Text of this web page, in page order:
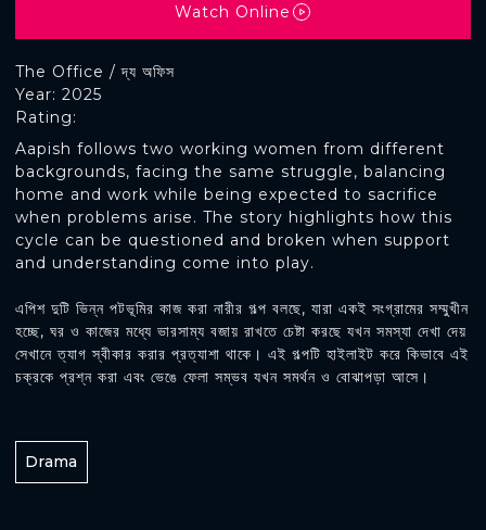
The Office / দ্য অফিস
Rating:
Year: 2025
Aapish follows two working women from different
backgrounds, facing the same struggle, balancing
home and work while being expected to sacrifice
when problems arise. The story highlights how this
cycle can be questioned and broken when support
and understanding come into play.
এপিশ দুটি ভিন্ন পটভূমির কাজ করা নারীর গল্প বলছে, যারা একই সংগ্রামের সম্মুখীন
হচ্ছে, ঘর ও কাজের মধ্যে ভারসাম্য বজায় রাখতে চেষ্টা করছে যখন সমস্যা দেখা দেয়
সেখানে ত্যাগ স্বীকার করার প্রত্যাশা থাকে। এই গল্পটি হাইলাইট করে কিভাবে এই
চক্রকে প্রশ্ন করা এবং ভেঙে ফেলা সম্ভব যখন সমর্থন ও বোঝাপড়া আসে।
Watch Online
Drama